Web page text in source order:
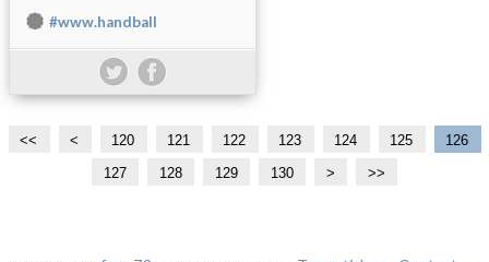
#www.handball
<< <
1
0
1
1
120 121 122 123 124 125
126
127
128 129 130
1
1
1
1
1
1
2
> >>